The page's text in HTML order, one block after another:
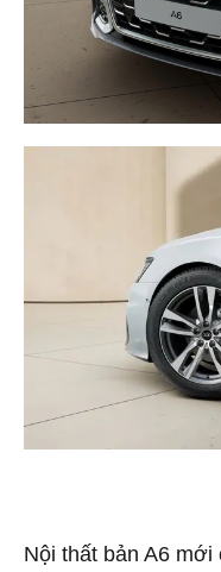
Nội thất bản A6 mới